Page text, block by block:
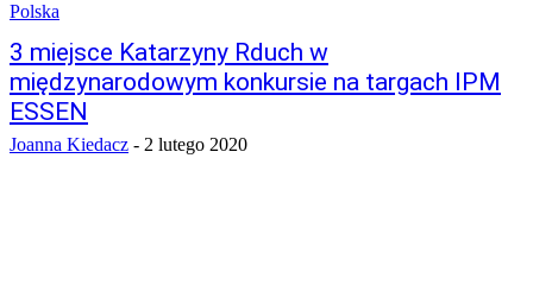
Polska
3 miejsce Katarzyny Rduch w
międzynarodowym konkursie na targach IPM
ESSEN
Joanna Kiedacz - 2 lutego 2020